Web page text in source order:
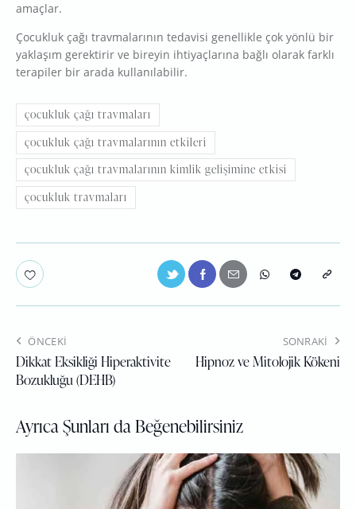
amaçlar.
Çocukluk çağı travmalarının tedavisi genellikle çok yönlü bir
yaklaşım gerektirir ve bireyin ihtiyaçlarına bağlı olarak farklı
terapiler bir arada kullanılabilir.
çocukluk çağı travmaları
çocukluk çağı travmalarının etkileri
çocukluk çağı travmalarının kimlik gelişimine etkisi
çocukluk travmaları
ÖNCEKI
Dikkat Eksikliği Hiperaktivite
Bozukluğu (DEHB)
SONRAKI
Hipnoz ve Mitolojik Kökeni
Ayrıca Şunları da Beğenebilirsiniz